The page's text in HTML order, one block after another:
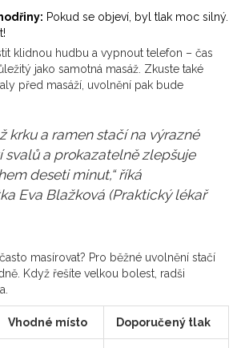
Pokud se objeví, byl tlak moc silný.
klidnou hudbu a vypnout telefon – čas
jako samotná masáž. Zkuste také
před masáží, uvolnění pak bude
krku a ramen stačí na výrazné
svalů a prokazatelně zlepšuje
deseti minut,“ říká
Eva Blažková (Praktický lékař
masírovat? Pro běžné uvolnění stačí
Když řešíte velkou bolest, radši
Vhodné místo Doporučený tlak